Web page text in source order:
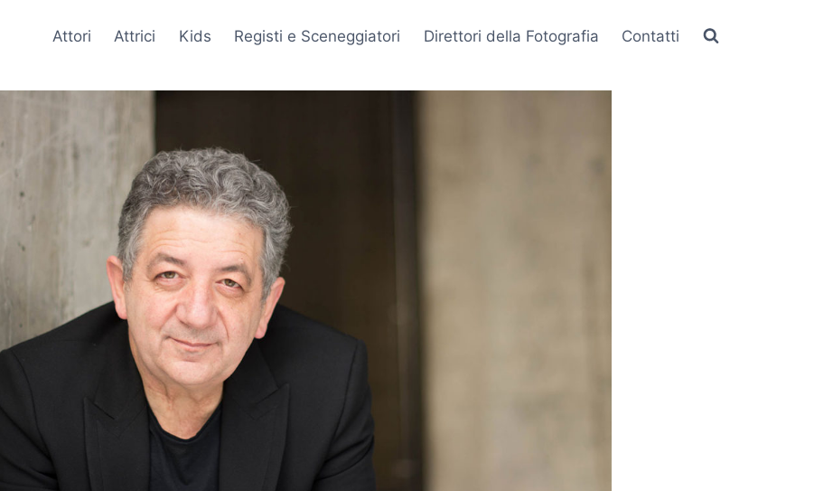
Attori Attrici Kids Registi e Sceneggiatori Direttori della Fotografia Contatti